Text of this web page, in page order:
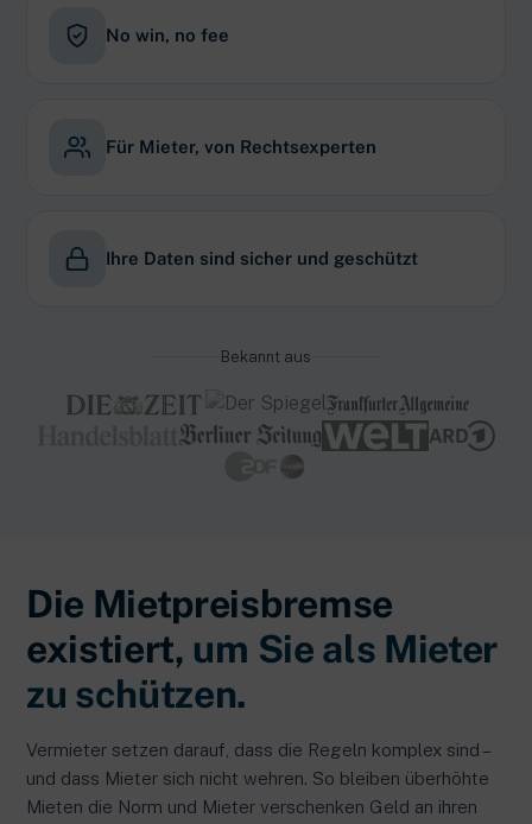
No win, no fee
Für Mieter, von Rechtsexperten
Ihre Daten sind sicher und geschützt
Bekannt aus
Die Mietpreisbremse
existiert, um Sie als Mieter
zu schützen.
Vermieter setzen darauf, dass die Regeln komplex sind –
und dass Mieter sich nicht wehren. So bleiben überhöhte
Mieten die Norm und Mieter verschenken Geld an ihren